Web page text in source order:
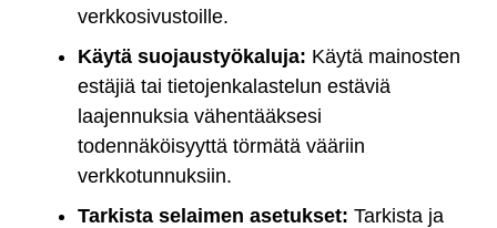
verkkosivustoille.
Käytä suojaustyökaluja: Käytä mainosten
estäjiä tai tietojenkalastelun estäviä
laajennuksia vähentääksesi
todennäköisyyttä törmätä vääriin
verkkotunnuksiin.
Tarkista selaimen asetukset: Tarkista ja